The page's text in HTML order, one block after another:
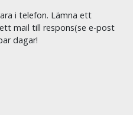
i telefon. Lämna ett
mail till respons(se e-post
dagar!